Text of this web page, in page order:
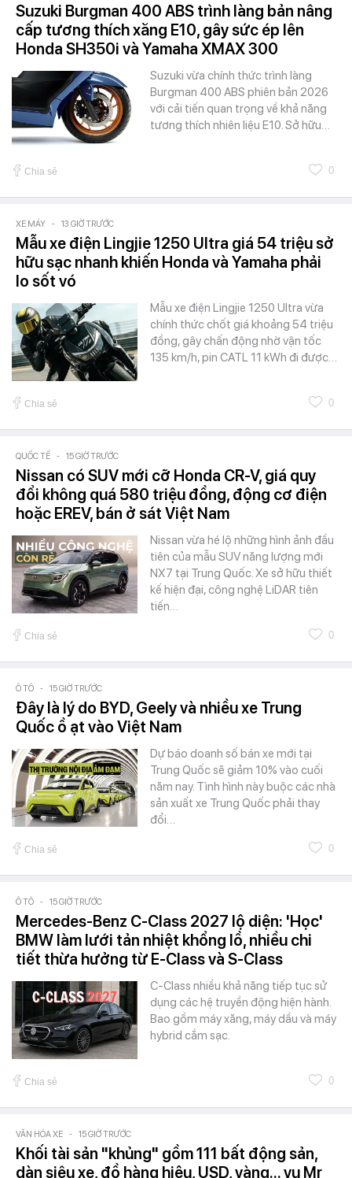
Suzuki Burgman 400 ABS trình làng bản nâng
cấp tương thích xăng E10, gây sức ép lên
Honda SH350i và Yamaha XMAX 300
Suzuki vừa chính thức trình làng
Burgman 400 ABS phiên bản 2026
với cải tiến quan trọng về khả năng
tương thích nhiên liệu E10. Sở hữu…
Chia sẻ 0
XE MÁY - 13 GIỜ TRƯỚC
Mẫu xe điện Lingjie 1250 Ultra giá 54 triệu sở
hữu sạc nhanh khiến Honda và Yamaha phải
lo sốt vó
Mẫu xe điện Lingjie 1250 Ultra vừa
chính thức chốt giá khoảng 54 triệu
đồng, gây chấn động nhờ vận tốc
135 km/h, pin CATL 11 kWh đi được…
Chia sẻ 0
QUỐC TẾ - 15 GIỜ TRƯỚC
Nissan có SUV mới cỡ Honda CR-V, giá quy
đổi không quá 580 triệu đồng, động cơ điện
hoặc EREV, bán ở sát Việt Nam
Nissan vừa hé lộ những hình ảnh đầu
tiên của mẫu SUV năng lượng mới
NX7 tại Trung Quốc. Xe sở hữu thiết
kế hiện đại, công nghệ LiDAR tiên
tiến…
Chia sẻ 0
Ô TÔ - 15 GIỜ TRƯỚC
Đây là lý do BYD, Geely và nhiều xe Trung
Quốc ồ ạt vào Việt Nam
Dự báo doanh số bán xe mới tại
Trung Quốc sẽ giảm 10% vào cuối
năm nay. Tình hình này buộc các nhà
sản xuất xe Trung Quốc phải thay
đổi…
Chia sẻ 0
Ô TÔ - 15 GIỜ TRƯỚC
Mercedes-Benz C-Class 2027 lộ diện: 'Học'
BMW làm lưới tản nhiệt khổng lồ, nhiều chi
tiết thừa hưởng từ E-Class và S-Class
C-Class nhiều khả năng tiếp tục sử
dụng các hệ truyền động hiện hành.
Bao gồm máy xăng, máy dầu và máy
hybrid cắm sạc.
Chia sẻ 0
VĂN HÓA XE - 15 GIỜ TRƯỚC
Khối tài sản "khủng" gồm 111 bất động sản,
dàn siêu xe, đồ hàng hiệu, USD, vàng... vụ Mr